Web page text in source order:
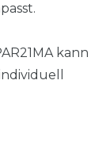
kann